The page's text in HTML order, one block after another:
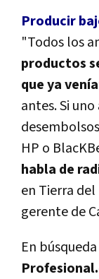
Producir
"Todos los
productos
que ya
antes. Si
HP o
habla de
en Tierra del
gerente de
En